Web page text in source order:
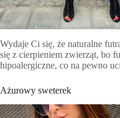
Wydaje Ci się, że naturalne
się z cierpieniem zwierząt, bo
hipoalergiczne, co na pewno
Ażurowy sweterek